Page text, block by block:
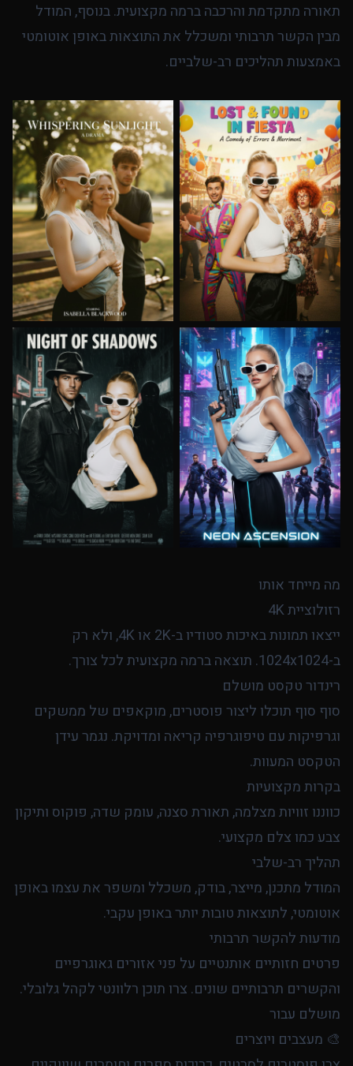
תאורה מתקדמת והרכבה ברמה מקצועית. בנוסף, המודל
מבין הקשר תרבותי ומשכלל את התוצאות באופן אוטומטי
באמצעות תהליכים רב-שלביים.
מה מייחד אותו
רזולוציית 4K
ייצאו תמונות באיכות סטודיו ב-2K או 4K, ולא רק
ב-1024x1024. תוצאה ברמה מקצועית לכל צורך.
רינדור טקסט מושלם
סוף סוף תוכלו ליצור פוסטרים, מוקאפים של ממשקים
וגרפיקות עם טיפוגרפיה קריאה ומדויקת. נגמר עידן
הטקסט המעוות.
בקרות מקצועיות
כווננו זוויות מצלמה, תאורת סצנה, עומק שדה, פוקוס ותיקון
צבע כמו צלם מקצועי.
תהליך רב-שלבי
המודל מתכנן, מייצר, בודק, משכלל ומשפר את עצמו באופן
אוטומטי, לתוצאות טובות יותר באופן עקבי.
מודעות להקשר תרבותי
פרטים חזותיים אותנטיים על פני אזורים גאוגרפיים
והקשרים תרבותיים שונים. צרו תוכן רלוונטי לקהל גלובלי.
מושלם עבור
🎨 מעצבים ויוצרים